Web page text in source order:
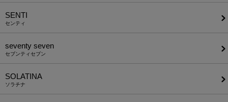
SENTI
センティ
seventy seven
セブンティセブン
SOLATINA
ソラチナ